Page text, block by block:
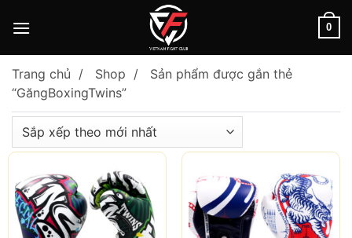
0
Trang chủ Shop
Sản phẩm được gắn thẻ
“GăngBoxingTwins”